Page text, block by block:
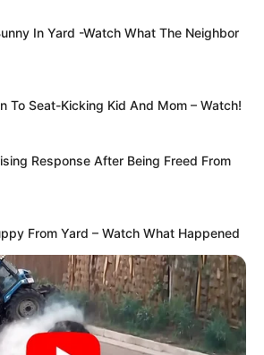
lehet kampányvideó, egy
egy reakcióból pedig
ügy. Magyar Péter lépése
választ.
csak az utolsó csepp lehetett.
előzménye az ő
valószínűleg nem egyetlen
A miniszterelnök most egy
reagál: arra, hogy a
sokszor látványos közösségi
töredezik.
egyértelmű: aki
In Yard -Watch What The Neighbor
To Seat-Kicking Kid And Mom – Watch!
Response After Being Freed From
From Yard – Watch What Happened